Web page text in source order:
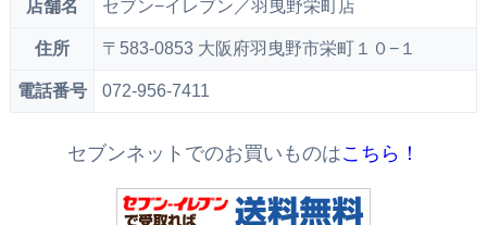
店舗名 セブン−イレブン／羽曳野栄町店
住所 〒583-0853 大阪府羽曳野市栄町１０−１
電話番号 072-956-7411
セブンネットでのお買いものはこちら！